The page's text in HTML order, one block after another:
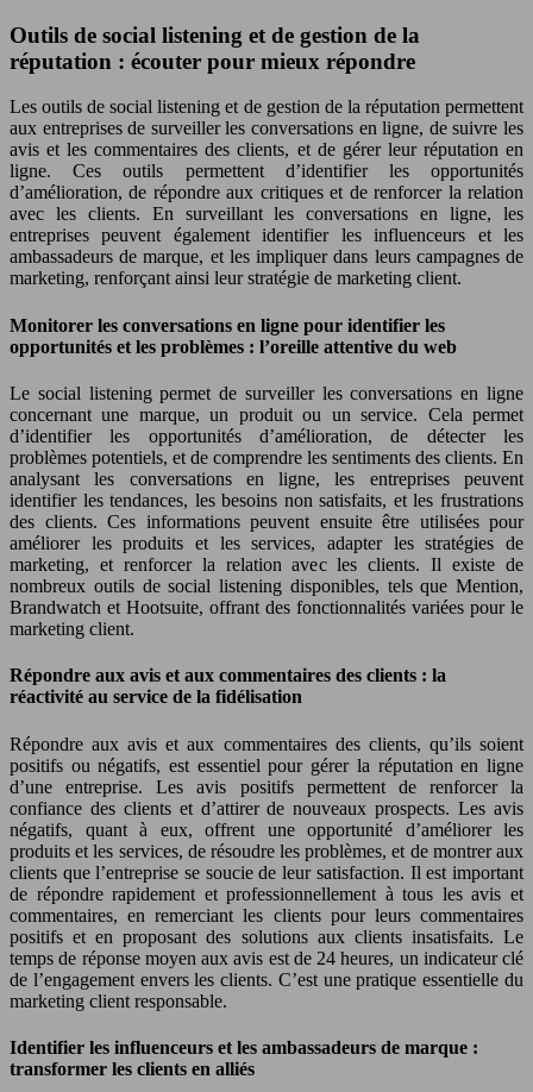
Outils de social listening et de gestion de la
réputation : écouter pour mieux répondre
Les outils de social listening et de gestion de la réputation permettent
aux entreprises de surveiller les conversations en ligne, de suivre les
avis et les commentaires des clients, et de gérer leur réputation en
ligne. Ces outils permettent d’identifier les opportunités
d’amélioration, de répondre aux critiques et de renforcer la relation
avec les clients. En surveillant les conversations en ligne, les
entreprises peuvent également identifier les influenceurs et les
ambassadeurs de marque, et les impliquer dans leurs campagnes de
marketing, renforçant ainsi leur stratégie de marketing client.
Monitorer les conversations en ligne pour identifier les
opportunités et les problèmes : l’oreille attentive du web
Le social listening permet de surveiller les conversations en ligne
concernant une marque, un produit ou un service. Cela permet
d’identifier les opportunités d’amélioration, de détecter les
problèmes potentiels, et de comprendre les sentiments des clients. En
analysant les conversations en ligne, les entreprises peuvent
identifier les tendances, les besoins non satisfaits, et les frustrations
des clients. Ces informations peuvent ensuite être utilisées pour
améliorer les produits et les services, adapter les stratégies de
marketing, et renforcer la relation avec les clients. Il existe de
nombreux outils de social listening disponibles, tels que Mention,
Brandwatch et Hootsuite, offrant des fonctionnalités variées pour le
marketing client.
Répondre aux avis et aux commentaires des clients : la
réactivité au service de la fidélisation
Répondre aux avis et aux commentaires des clients, qu’ils soient
positifs ou négatifs, est essentiel pour gérer la réputation en ligne
d’une entreprise. Les avis positifs permettent de renforcer la
confiance des clients et d’attirer de nouveaux prospects. Les avis
négatifs, quant à eux, offrent une opportunité d’améliorer les
produits et les services, de résoudre les problèmes, et de montrer aux
clients que l’entreprise se soucie de leur satisfaction. Il est important
de répondre rapidement et professionnellement à tous les avis et
commentaires, en remerciant les clients pour leurs commentaires
positifs et en proposant des solutions aux clients insatisfaits. Le
temps de réponse moyen aux avis est de 24 heures, un indicateur clé
de l’engagement envers les clients. C’est une pratique essentielle du
marketing client responsable.
Identifier les influenceurs et les ambassadeurs de marque :
transformer les clients en alliés